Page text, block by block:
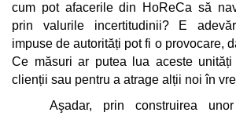
cum pot afacerile din HoReCa să
prin valurile incertitudinii? E
impuse de autorități pot fi o provocare,
Ce măsuri ar putea lua aceste unități
clienții sau pentru a atrage alții noi în
Aşadar, prin construirea